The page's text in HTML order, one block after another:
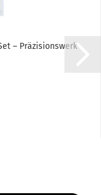
– Prä­zi­si­ons­werk­